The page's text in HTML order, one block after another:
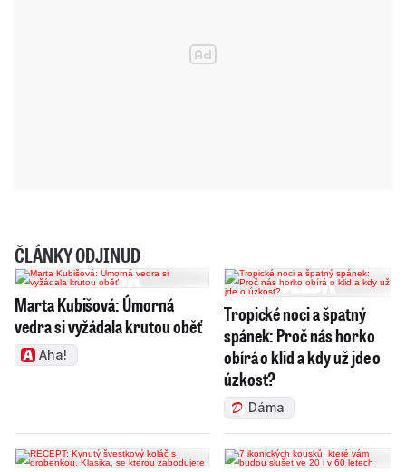
ČLÁNKY ODJINUD
Marta Kubišová: Úmorná
vedra si vyžádala krutou oběť
Aha!
Tropické noci a špatný
spánek: Proč nás horko
obírá o klid a kdy už jde o
úzkost?
Dáma